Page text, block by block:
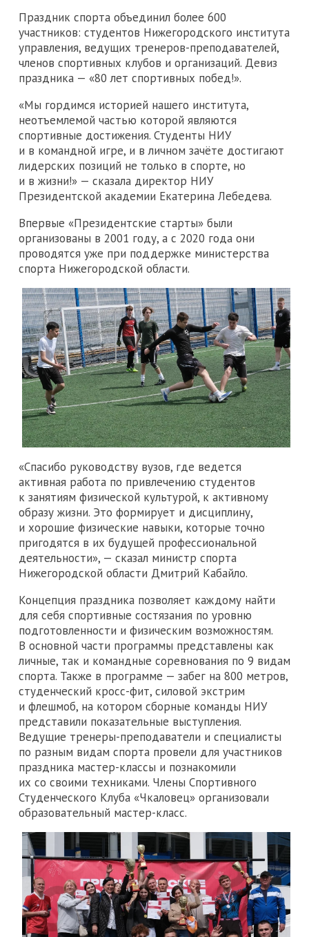
Праздник спорта объединил более 600
участников: студентов Нижегородского института
управления, ведущих тренеров-преподавателей,
членов спортивных клубов и организаций. Девиз
праздника — «80 лет спортивных побед!».
«Мы гордимся историей нашего института,
неотъемлемой частью которой являются
спортивные достижения. Студенты НИУ
и в командной игре, и в личном зачёте достигают
лидерских позиций не только в спорте, но
и в жизни!» — сказала директор НИУ
Президентской академии Екатерина Лебедева.
Впервые «Президентские старты» были
организованы в 2001 году, а с 2020 года они
проводятся уже при поддержке министерства
спорта Нижегородской области.
«Спасибо руководству вузов, где ведется
активная работа по привлечению студентов
к занятиям физической культурой, к активному
образу жизни. Это формирует и дисциплину,
и хорошие физические навыки, которые точно
пригодятся в их будущей профессиональной
деятельности», — сказал министр спорта
Нижегородской области Дмитрий Кабайло.
Концепция праздника позволяет каждому найти
для себя спортивные состязания по уровню
подготовленности и физическим возможностям.
В основной части программы представлены как
личные, так и командные соревнования по 9 видам
спорта. Также в программе — забег на 800 метров,
студенческий кросс-фит, силовой экстрим
и флешмоб, на котором сборные команды НИУ
представили показательные выступления.
Ведущие тренеры-преподаватели и специалисты
по разным видам спорта провели для участников
праздника мастер-классы и познакомили
их со своими техниками. Члены Спортивного
Студенческого Клуба «Чкаловец» организовали
образовательный мастер-класс.